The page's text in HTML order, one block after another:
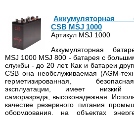
Аккумуляторная
CSB MSJ 1000
Артикул MSJ 1000
Аккумуляторная
MSJ 1000 MSJ 800 - батарея с
службы - до 20 лет. Как и батареи
CSB она необслуживаемая (AGM-
герметизированная,
эксплуатации, имеет низкий
саморазряда, высоконадежная.
качестве резервного питания
оборудования, на объектах